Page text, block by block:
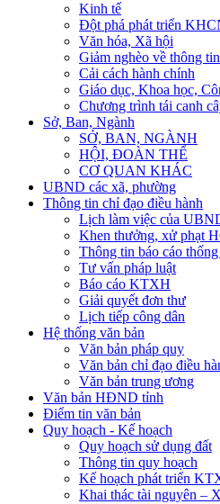
Kinh tế
Đột phá phát triển
Văn hóa, Xã hội
Giảm nghèo về thông tin
Cải cách hành chính
Giáo dục, Khoa học,
Chương trình tái canh
Sở, Ban, Ngành
SỞ, BAN, NGÀNH
HỘI, ĐOÀN THỂ
CƠ QUAN KHÁC
UBND các xã, phường
Thông tin chỉ đạo điều hành
Lịch làm việc của
Khen thưởng, xử phạt
Thông tin báo cáo
Tư vấn pháp luật
Báo cáo KTXH
Giải quyết đơn thư
Lịch tiếp công dân
Hệ thống văn bản
Văn bản pháp quy
Văn bản chỉ đạo điều
Văn bản trung ương
Văn bản HĐND tỉnh
Điểm tin văn bản
Quy hoạch - Kế hoạch
Quy hoạch sử dụng đất
Thông tin quy hoạch
Kế hoạch phát triển
Khai thác tài nguyên –